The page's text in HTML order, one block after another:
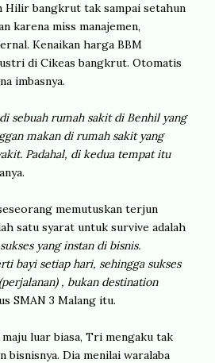
Hilir bangkrut tak sampai setahun
karena miss manajemen,
Kenaikan harga BBM
di Cikeas bangkrut. Otomatis
imbasnya.
sebuah rumah sakit di Benhil yang
makan di rumah sakit yang
Padahal, di kedua tempat itu
memutuskan terjun
satu syarat untuk survive adalah
yang instan di bisnis.
bayi setiap hari, sehingga sukses
, bukan destination
SMAN 3 Malang itu.
luar biasa, Tri mengaku tak
bisnisnya. Dia menilai waralaba